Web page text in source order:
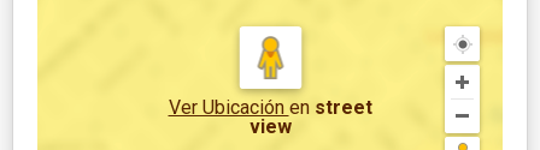
Ver Ubicación en street
view